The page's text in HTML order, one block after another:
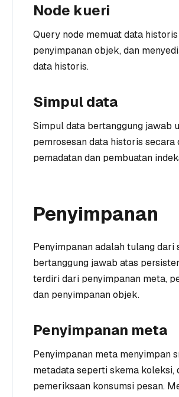
Node kueri
Query node memuat data
penyimpanan objek, dan
data historis.
Simpul data
Simpul data bertanggung jawab
pemrosesan data historis secara
pemadatan dan pembuatan
Penyimpanan
Penyimpanan adalah tulang dari
bertanggung jawab atas
terdiri dari penyimpanan meta,
dan penyimpanan objek.
Penyimpanan meta
Penyimpanan meta menyimpan
metadata seperti skema koleksi,
pemeriksaan konsumsi pesan.